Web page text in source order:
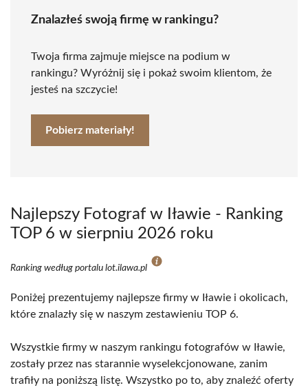
Znalazłeś swoją firmę w rankingu?
Twoja firma zajmuje miejsce na podium w
rankingu? Wyróżnij się i pokaż swoim klientom, że
jesteś na szczycie!
Pobierz materiały!
Najlepszy Fotograf w Iławie - Ranking
TOP 6 w sierpniu 2026 roku
Ranking według portalu lot.ilawa.pl
Poniżej prezentujemy najlepsze firmy w Iławie i okolicach,
które znalazły się w naszym zestawieniu TOP 6.
Wszystkie firmy w naszym rankingu fotografów w Iławie,
zostały przez nas starannie wyselekcjonowane, zanim
trafiły na poniższą listę. Wszystko po to, aby znaleźć oferty